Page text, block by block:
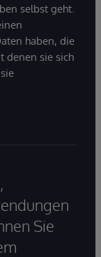
selbst geht.
haben, die
denen sie sich
Sie